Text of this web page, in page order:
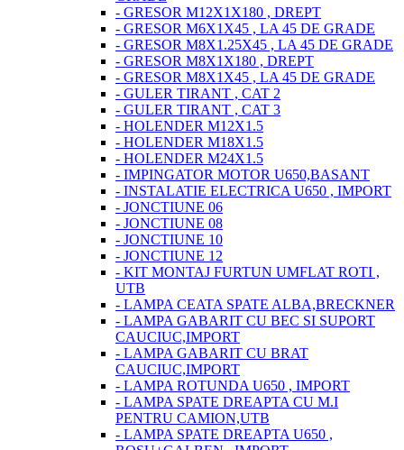
- GRESOR M12X1X180 , DREPT
- GRESOR M6X1X45 , LA 45 DE GRADE
- GRESOR M8X1.25X45 , LA 45 DE GRADE
- GRESOR M8X1X180 , DREPT
- GRESOR M8X1X45 , LA 45 DE GRADE
- GULER TIRANT , CAT 2
- GULER TIRANT , CAT 3
- HOLENDER M12X1.5
- HOLENDER M18X1.5
- HOLENDER M24X1.5
- IMPINGATOR MOTOR U650,BASANT
- INSTALATIE ELECTRICA U650 , IMPORT
- JONCTIUNE 06
- JONCTIUNE 08
- JONCTIUNE 10
- JONCTIUNE 12
- KIT MONTAJ FURTUN UMFLAT ROTI ,
UTB
- LAMPA CEATA SPATE ALBA,BRECKNER
- LAMPA GABARIT CU BEC SI SUPORT
CAUCIUC,IMPORT
- LAMPA GABARIT CU BRAT
CAUCIUC,IMPORT
- LAMPA ROTUNDA U650 , IMPORT
- LAMPA SPATE DREAPTA CU M.I
PENTRU CAMION,UTB
- LAMPA SPATE DREAPTA U650 ,